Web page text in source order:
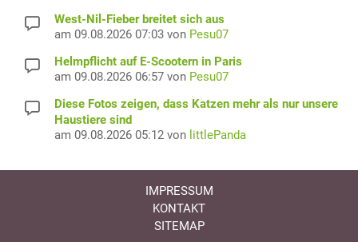
West-Nil-Fieber breitet sich aus
am 09.08.2026 07:03 von Pesu07
Helmpflicht auf E-Scootern in Paris
am 09.08.2026 06:57 von Pesu07
Diese Fotos zeigen, dass Katzen mehr als nur unsere
Haustiere sind
am 09.08.2026 05:12 von littlePanda
IMPRESSUM
KONTAKT
SITEMAP